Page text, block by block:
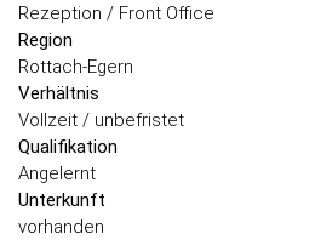
Rezeption / Front Office
Region
Rottach-Egern
Verhältnis
Vollzeit / unbefristet
Qualifikation
Angelernt
Unterkunft
vorhanden